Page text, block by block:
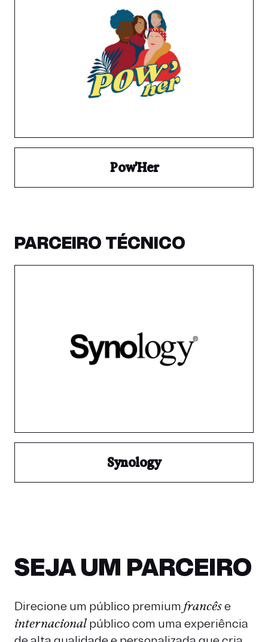
Pow'Her
PARCEIRO TÉCNICO
Synology
SEJA UM PARCEIRO
Direcione um público premium francêse
internacional público com uma experiência